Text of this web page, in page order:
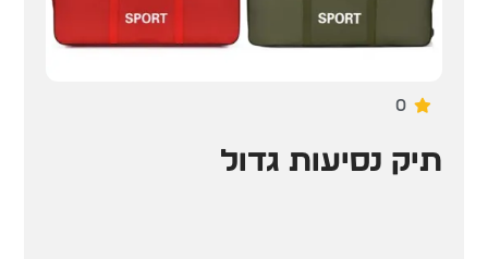
0
תיק נסיעות גדול